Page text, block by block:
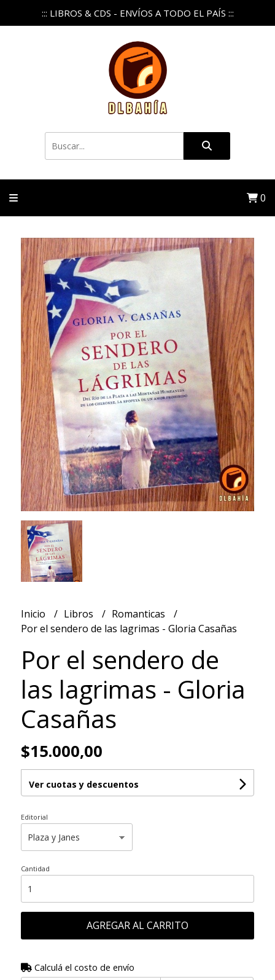
::: LIBROS & CDS - ENVÍOS A TODO EL PAÍS :::
0
Inicio Libros
Romanticas
Por el sendero de las lagrimas - Gloria Casañas
Por el sendero de
las lagrimas - Gloria
Casañas
$15.000,00
Ver cuotas y descuentos
Editorial
Cantidad
AGREGAR AL CARRITO
Calculá el costo de envío